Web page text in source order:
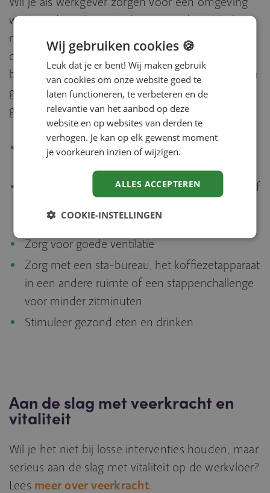
waar medewerkers vitaal en gezond zijn? Je kunt
natuurlijk de hulp inroepen van een partij die je
daarbij kan helpen. Maar je kunt ook zelf (klein)
beginnen. Soms kan een kleine interventie al een
groot verschil maken. Heb je hier al eens aan
gedacht?
Zorg dat bureaus dicht bij het raam staan, voor
Zorg dat er genoeg planten in het zicht staan of
Zorg voor goede ventilatie
Zorg met een sta-bureau, het koffiezetapparaat
in een andere ruimte of een stappenchallenge
voor minder zitminuten
Stimuleer gezond eten en drinken
Aan de slag met veerkracht en
vitaliteit
Wil je het niet bij losse interventies houden, maar
serieus aan de slag met vitaliteit op de werkvloer?
Lees meer over veerkracht.
Wij gebruiken cookies 🍪
Leuk dat je er bent! Wij maken gebruik
van cookies om onze website goed te
laten functioneren, te verbeteren en de
relevantie van het aanbod op deze
website en op websites van derden te
verhogen. Je kan op elk gewenst moment
je voorkeuren inzien of wijzigen.
ALLES ACCEPTEREN
COOKIE-INSTELLINGEN